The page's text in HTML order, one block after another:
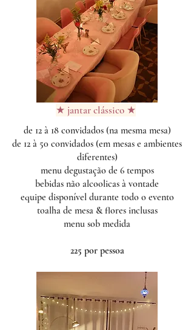
★ jantar clássico ★
de 12 à 18 convidados (na mesma mesa)
de 12 à 50 convidados (em mesas e ambientes
diferentes)
menu degustação de 6 tempos
bebidas não alcoolicas à vontade
equipe disponível durante todo o evento
toalha de mesa & flores inclusas
menu sob medida
225 por pessoa